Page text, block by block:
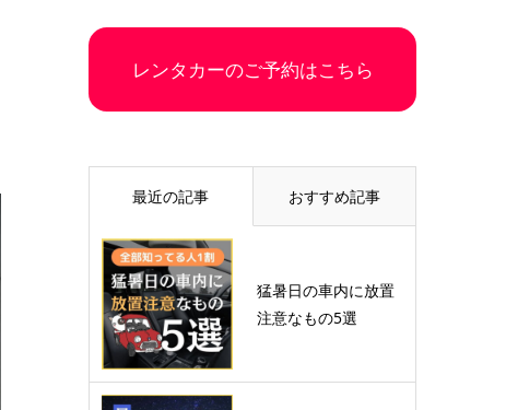
レンタカーのご予約はこちら
最近の記事 おすすめ記事
猛暑日の車内に放置
注意なもの5選